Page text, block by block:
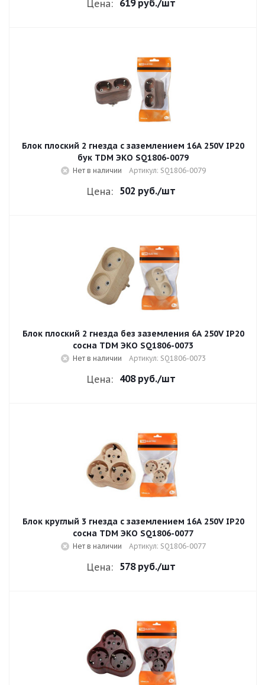
Цена: 619 руб./шт
Блок плоский 2 гнезда с заземлением 16A 250V IP20
бук TDM ЭКО SQ1806-0079
Нет в наличии Артикул: SQ1806-0079
Цена: 502 руб./шт
Блок плоский 2 гнезда без заземления 6A 250V IP20
сосна TDM ЭКО SQ1806-0073
Нет в наличии Артикул: SQ1806-0073
Цена: 408 руб./шт
Блок круглый 3 гнезда с заземлением 16A 250V IP20
сосна TDM ЭКО SQ1806-0077
Нет в наличии Артикул: SQ1806-0077
Цена: 578 руб./шт